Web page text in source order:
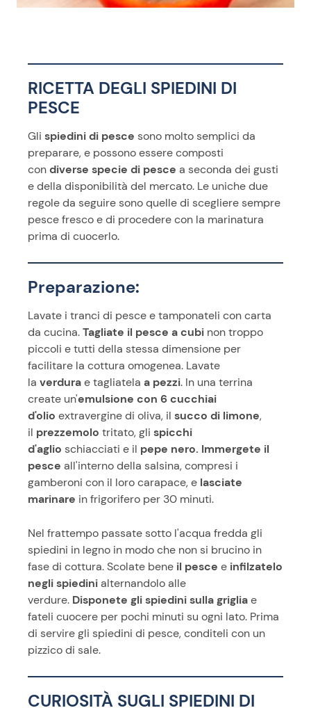
RICETTA DEGLI SPIEDINI DI
PESCE
Gli spiedini di pesce sono molto semplici da
preparare, e possono essere composti
condiverse specie di pesce a seconda dei gusti
e della disponibilità del mercato. Le uniche due
regole da seguire sono quelle di scegliere sempre
pesce fresco e di procedere con la marinatura
prima di cuocerlo.
Preparazione:
Lavate i tranci di pesce e tamponateli con carta
da cucina.Tagliate il pesce a cubi non troppo
piccoli e tutti della stessa dimensione per
facilitare la cottura omogenea. Lavate
la verdurae tagliatela a pezzi. In una terrina
create un'emulsione con 6 cucchiai
d'olio extravergine di oliva, il succo di limone,
il prezzemolo tritato, gli spicchi
d'aglio schiacciati e il pepe nero. Immergete il
pesce all'interno della salsina, compresi i
gamberoni con il loro carapace, e lasciate
marinare in frigorifero per 30 minuti.
Nel frattempo passate sotto l'acqua fredda gli
spiedini in legno in modo che non si brucino in
fase di cottura. Scolate bene il pesce e infilzatelo
negli spiedinialternandolo alle
verdure. Disponete gli spiedini sulla grigliae
fateli cuocere per pochi minuti su ogni lato. Prima
di servire gli spiedini di pesce, conditeli con un
pizzico di sale.
CURIOSITÀ SUGLI SPIEDINI DI